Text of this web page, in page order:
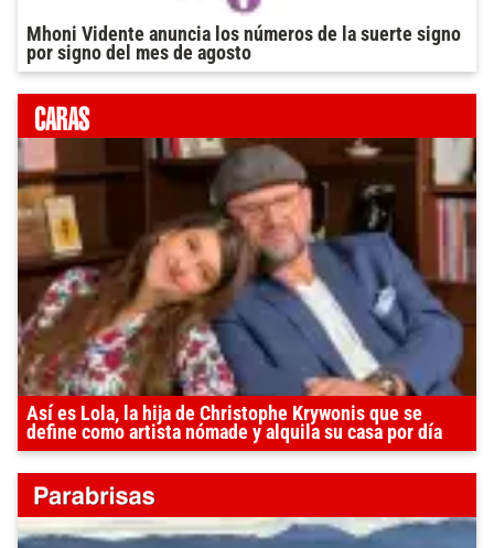
Mhoni Vidente anuncia los números de la suerte signo
por signo del mes de agosto
Así es Lola, la hija de Christophe Krywonis que se
define como artista nómade y alquila su casa por día